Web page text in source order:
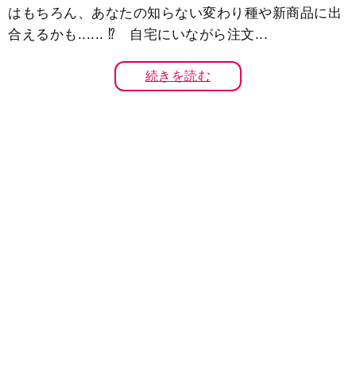
はもちろん、あなたの知らない変わり種や新商品に出
合えるかも...... ⁉︎ 自宅にいながら注文...
続きを読む